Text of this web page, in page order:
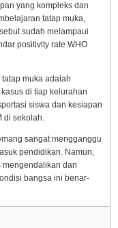
yang kompleks dan
tatap muka,
sudah melampaui
positivity rate WHO
muka adalah
di tiap kelurahan
siswa dan kesiapan
di sekolah.
sangat mengganggu
pendidikan. Namun,
mengendalikan dan
bangsa ini benar-